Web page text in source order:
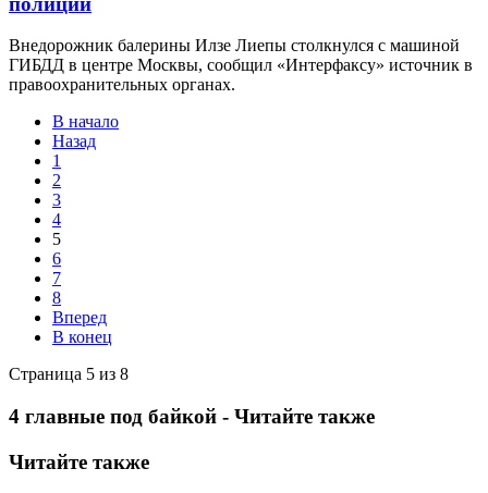
Внедорожник балерины Илзе Лиепы столкнулся с машиной
ГИБДД в центре Москвы, сообщил «Интерфаксу» источник в
правоохранительных органах.
В начало
Назад
1
2
3
4
5
6
7
8
Вперед
В конец
Страница 5 из 8
4 главные под байкой - Читайте также
Читайте также